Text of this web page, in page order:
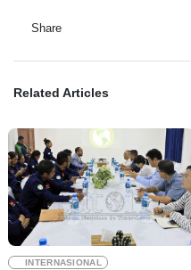
Share
Related Articles
INTERNASIONAL